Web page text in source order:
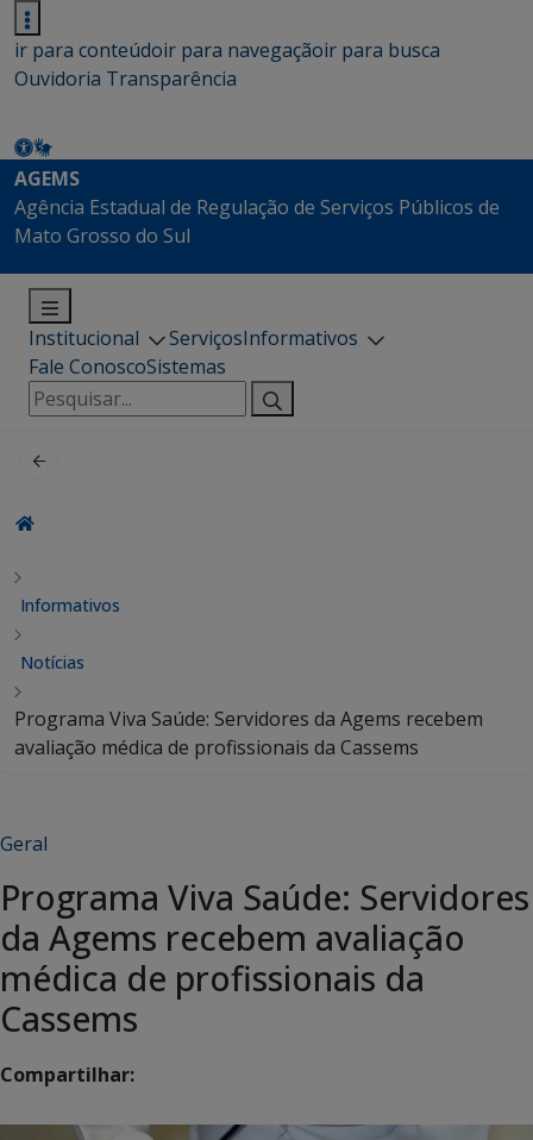
ir para conteúdoir para navegaçãoir para busca
Ouvidoria Transparência
AGEMS
Agência Estadual de Regulação de Serviços Públicos de
Mato Grosso do Sul
Institucional ServiçosInformativos
Fale ConoscoSistemas
Pesquisar
por:
Informativos
Notícias
Programa Viva Saúde: Servidores da Agems recebem
avaliação médica de profissionais da Cassems
Geral
Programa Viva Saúde: Servidores
da Agems recebem avaliação
médica de profissionais da
Cassems
Compartilhar: